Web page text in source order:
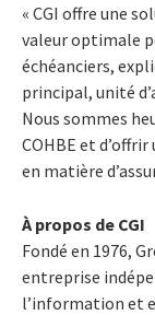
« CGI offre une
valeur optimale
échéanciers,
principal, unité
Nous sommes
COHBE et
en matière
À propos de CGI
Fondé en 1976,
entreprise
l’information et